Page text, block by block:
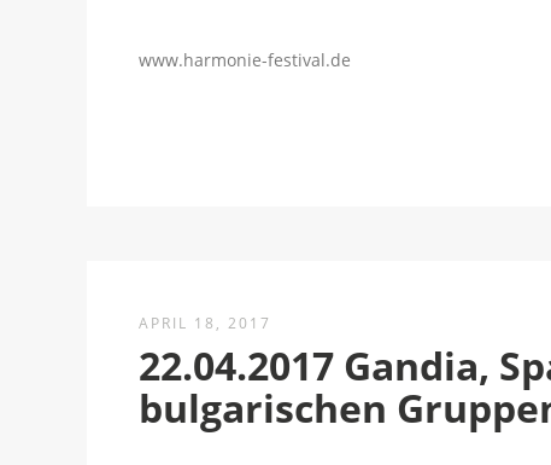
www.harmonie-festival.de
APRIL 18, 2017
22.04.2017 Gandia,
bulgarischen